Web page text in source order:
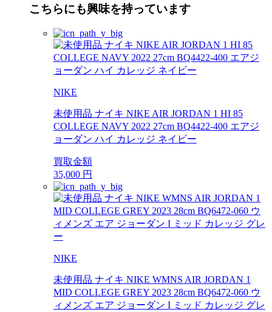
こちらにも興味を持っています
NIKE
未使用品 ナイキ NIKE AIR JORDAN 1 HI 85
COLLEGE NAVY 2022 27cm BQ4422-400 エアジ
ョーダン ハイ カレッジ ネイビー
買取金額
35,000 円
NIKE
未使用品 ナイキ NIKE WMNS AIR JORDAN 1
MID COLLEGE GREY 2023 28cm BQ6472-060 ウ
ィメンズ エア ジョーダン I ミッド カレッジ グレ